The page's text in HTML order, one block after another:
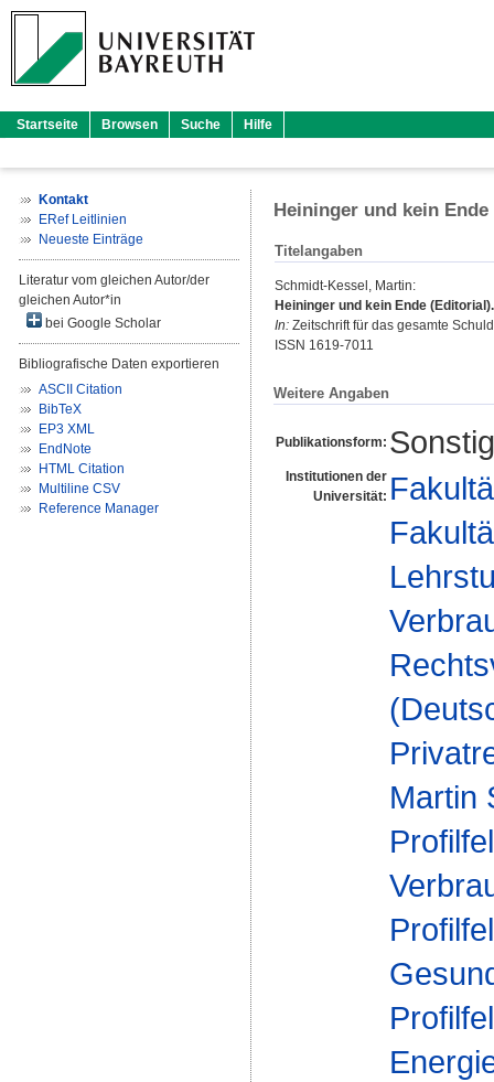
Startseite Browsen Suche Hilfe
Kontakt
ERef Leitlinien
Neueste Einträge
Literatur vom gleichen Autor/der
gleichen Autor*in
bei Google Scholar
Bibliografische Daten exportieren
ASCII Citation
BibTeX
EP3 XML
EndNote
HTML Citation
Multiline CSV
Reference Manager
Heininger und kein
Titelangaben
Schmidt-Kessel, Martin:
Heininger und kein Ende (Editorial).
In: Zeitschrift für das gesamte
ISSN 1619-7011
Weitere Angaben
Publikationsform:
Institutionen der
Universität:
Martin